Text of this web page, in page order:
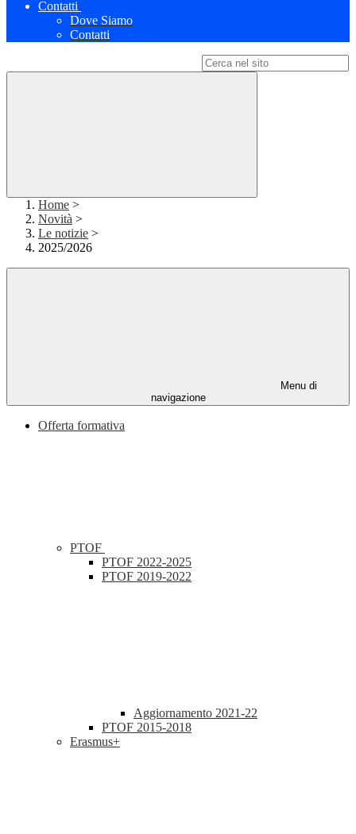
Contatti
Dove Siamo
Contatti
Home >
Novità >
Le notizie >
2025/2026
Menu di
navigazione
Offerta formativa
PTOF
PTOF 2022-2025
PTOF 2019-2022
Aggiornamento 2021-22
PTOF 2015-2018
Erasmus+